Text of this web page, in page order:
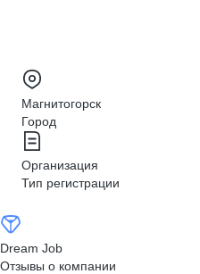
Магнитогорск
Город
Организация
Тип регистрации
Dream Job
Отзывы о компании